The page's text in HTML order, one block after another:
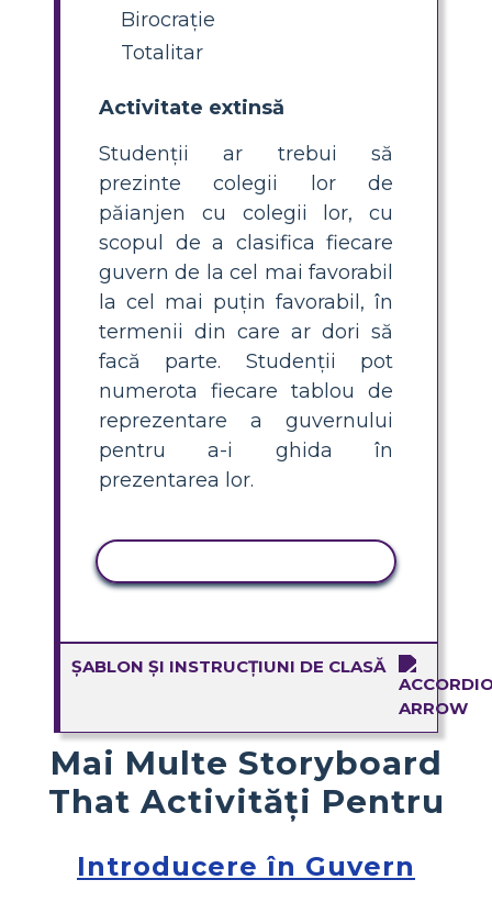
Birocraţie
Totalitar
Activitate extinsă
Studenții ar trebui să
prezinte colegii lor de
păianjen cu colegii lor, cu
scopul de a clasifica fiecare
guvern de la cel mai favorabil
la cel mai puțin favorabil, în
termenii din care ar dori să
facă parte. Studenții pot
numerota fiecare tablou de
reprezentare a guvernului
pentru a-i ghida în
prezentarea lor.
ȘABLON ȘI INSTRUCȚIUNI DE CLASĂ
Mai Multe Storyboard
That Activități Pentru
Introducere în Guvern